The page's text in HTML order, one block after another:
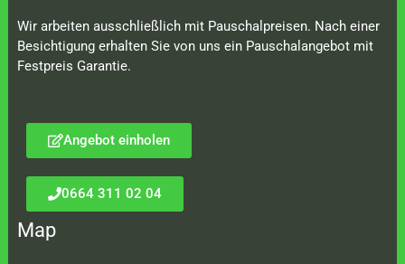
Wir arbeiten ausschließlich mit Pauschalpreisen. Nach einer
Besichtigung erhalten Sie von uns ein Pauschalangebot mit
Festpreis Garantie.
Angebot einholen
0664 311 02 04
Map